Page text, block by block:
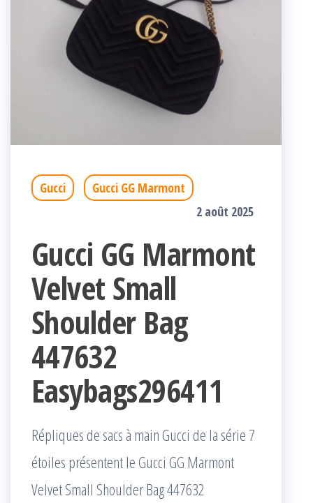
Gucci
Gucci GG Marmont
2 août 2025
Gucci GG Marmont
Velvet Small
Shoulder Bag
447632
Easybags296411
Répliques de sacs à main Gucci de la série 7
étoiles présentent le Gucci GG Marmont
Velvet Small Shoulder Bag 447632